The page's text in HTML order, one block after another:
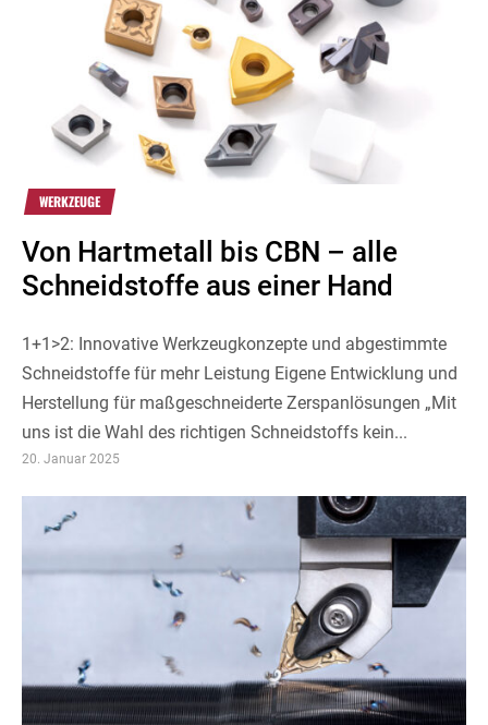
WERKZEUGE
Von Hartmetall bis CBN – alle
Schneidstoffe aus einer Hand
1+1>2: Innovative Werkzeugkonzepte und abgestimmte
Schneidstoffe für mehr Leistung Eigene Entwicklung und
Herstellung für maßgeschneiderte Zerspanlösungen „Mit
uns ist die Wahl des richtigen Schneidstoffs kein...
20. Januar 2025